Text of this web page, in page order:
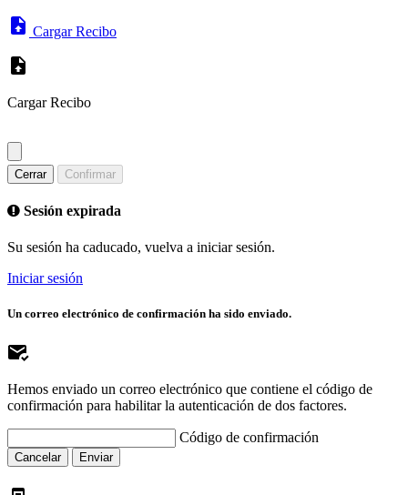
Cargar Recibo
Cargar Recibo
Cerrar Confirmar
Sesión expirada
Su sesión ha caducado, vuelva a iniciar sesión.
Iniciar sesión
Un correo electrónico de confirmación ha sido enviado.
Hemos enviado un correo electrónico que contiene el código de
confirmación para habilitar la autenticación de dos factores.
Código de confirmación
Cancelar Enviar